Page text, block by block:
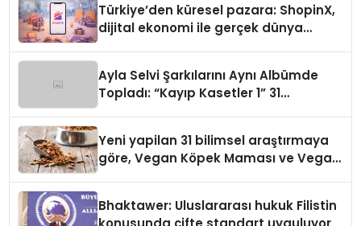
Türkiye’den küresel pazara: ShopinX,
dijital ekonomi ile gerçek dünya
Ayla Selvi Şarkılarını Aynı Albümde
Topladı: “Kayıp Kasetler 1” 31
Yeni yapilan 31 bilimsel araştırmaya
göre, Vegan Köpek Maması ve Vegan
Bhaktawer: Uluslararası hukuk Filistin